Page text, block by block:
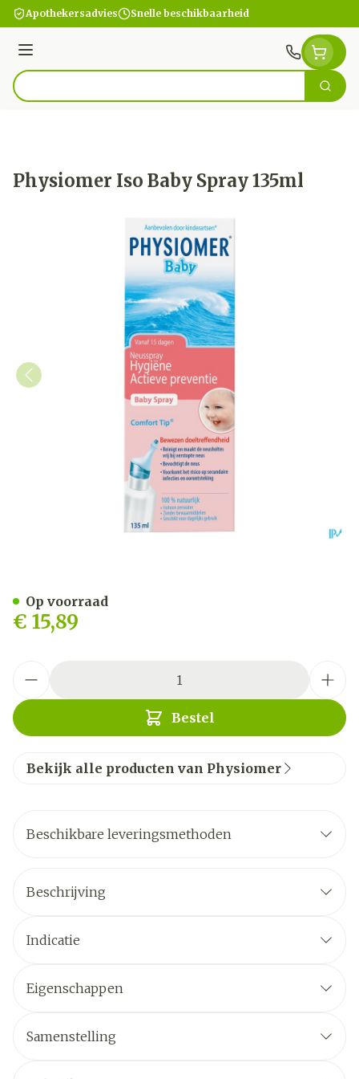
Ga naar de inhoud
Apothekersadvies Snelle beschikbaarheid
Menu
Product, merk, categorie... Zoek
Physiomer Iso Baby Spray 135ml
€ 15,89
Bestel
Op voorraad
Bekijk alle producten van Physiomer
Beschikbare leveringsmethoden
Beschrijving
Indicatie
Eigenschappen
Samenstelling